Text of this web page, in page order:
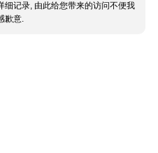
细记录, 由此给您带来的访问不便我
歉意.